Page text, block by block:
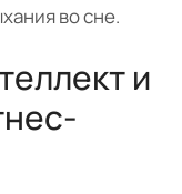
во сне.
и